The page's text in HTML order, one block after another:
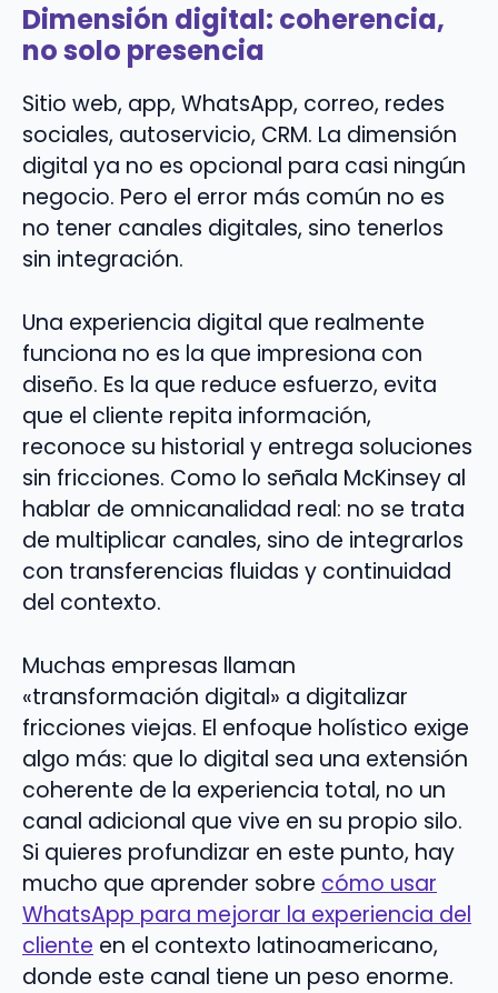
Dimensión digital: coherencia,
no solo presencia
Sitio web, app, WhatsApp, correo, redes
sociales, autoservicio, CRM. La dimensión
digital ya no es opcional para casi ningún
negocio. Pero el error más común no es
no tener canales digitales, sino tenerlos
sin integración.
Una experiencia digital que realmente
funciona no es la que impresiona con
diseño. Es la que reduce esfuerzo, evita
que el cliente repita información,
reconoce su historial y entrega soluciones
sin fricciones. Como lo señala McKinsey al
hablar de omnicanalidad real: no se trata
de multiplicar canales, sino de integrarlos
con transferencias fluidas y continuidad
del contexto.
Muchas empresas llaman
«transformación digital» a digitalizar
fricciones viejas. El enfoque holístico exige
algo más: que lo digital sea una extensión
coherente de la experiencia total, no un
canal adicional que vive en su propio silo.
Si quieres profundizar en este punto, hay
mucho que aprender sobre cómo usar
WhatsApp para mejorar la experiencia del
cliente en el contexto latinoamericano,
donde este canal tiene un peso enorme.